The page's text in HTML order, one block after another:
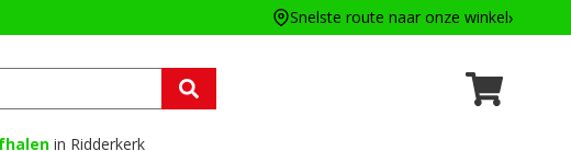
Snelste route naar onze winkel
in Ridderkerk